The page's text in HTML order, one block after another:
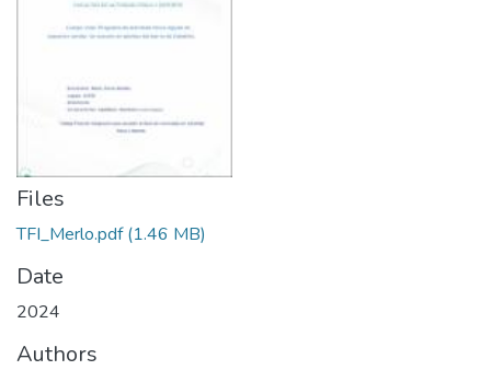
Files
TFI_Merlo.pdf(1.46 MB)
Date
2024
Authors